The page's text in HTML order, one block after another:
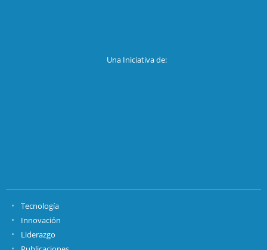
Una Iniciativa de:
Tecnología
Innovación
Liderazgo